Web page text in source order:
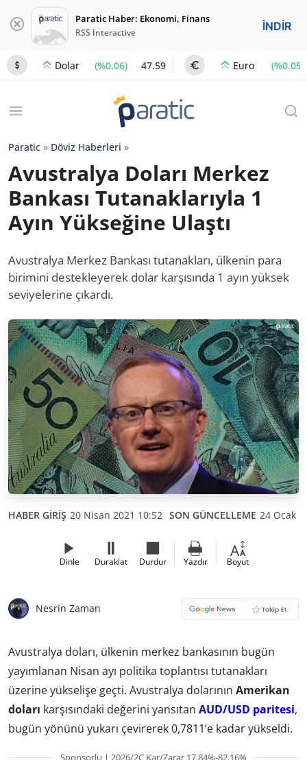
Paratic Haber: Ekonomi, Finans
RSS Interactive İNDİR
Dolar (%0.06) 47.59 Euro (%0.05)
Paratic » Döviz Haberleri »
Avustralya Doları Merkez
Bankası Tutanaklarıyla 1
Ayın Yükseğine Ulaştı
Avustralya Merkez Bankası tutanakları, ülkenin para
birimini destekleyerek dolar karşısında 1 ayın yüksek
seviyelerine çıkardı.
HABER GİRİŞ 20 Nisan 2021 10:52 SON GÜNCELLEME 24 Ocak
Dinle Duraklat Durdur Yazdır Boyut
Nesrin Zaman
Avustralya doları, ülkenin merkez bankasının bugün
yayımlanan Nisan ayı politika toplantısı tutanakları
üzerine yükselişe geçti. Avustralya dolarının Amerikan
doları karşısındaki değerini yansıtan AUD/USD paritesi,
bugün yönünü yukarı çevirerek 0,7811’e kadar yükseldi.
Sponsorlu | 2026/2Ç Kar/Zarar 17.84%-82.16%